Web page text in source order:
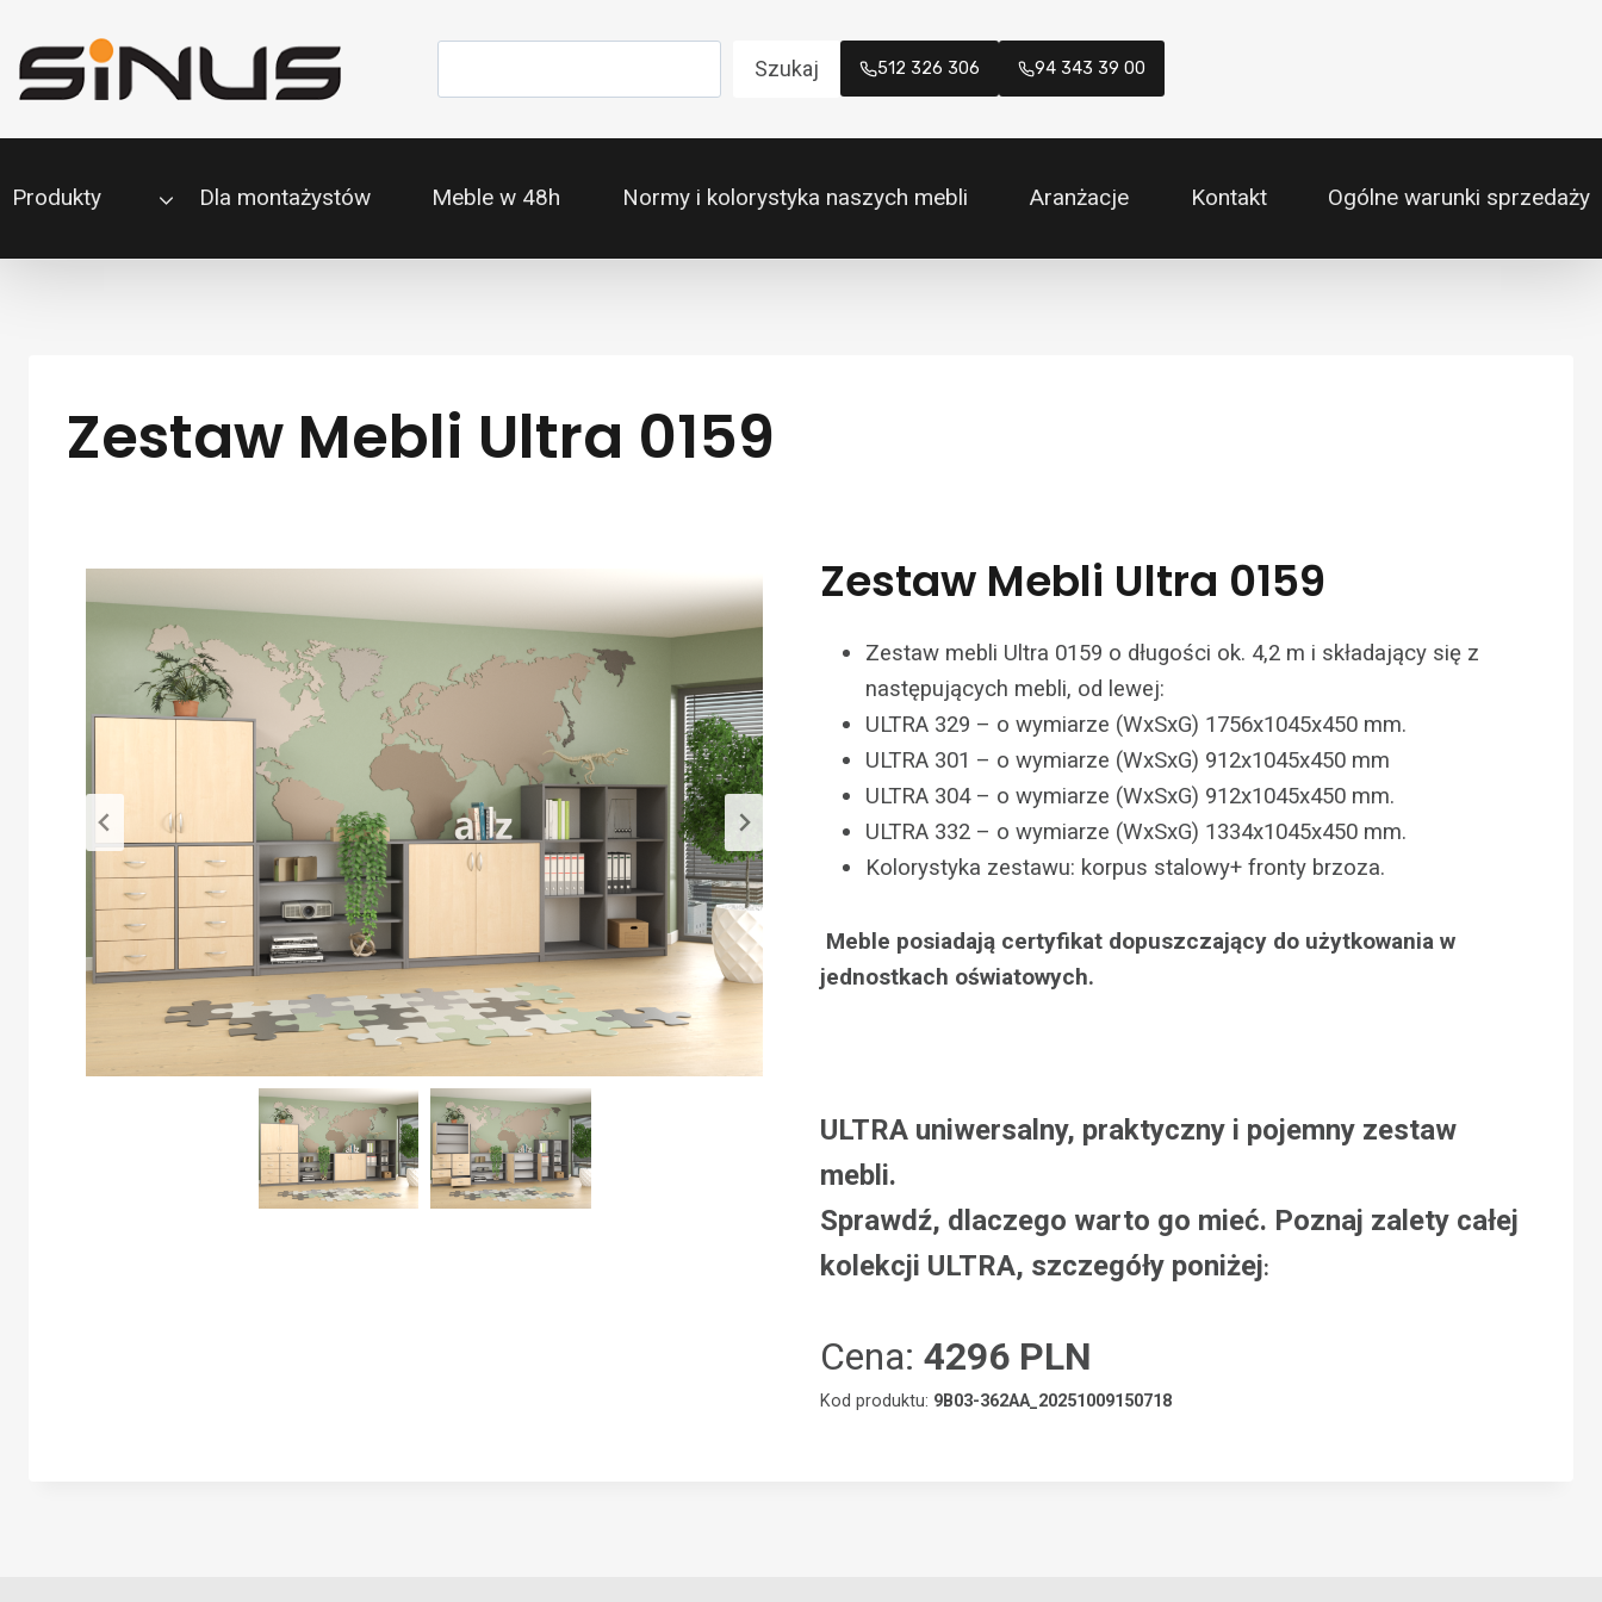
do
treści
Szukaj 512 326 306 94 343 39 00
Produkty Dla montażystów Meble w 48h Normy i kolorystyka naszych mebli Aranżacje Kontakt Ogólne warunki sprzedaży
Zestaw Mebli Ultra 0159
Zestaw Mebli Ultra 0159
Zestaw mebli Ultra 0159 o długości ok. 4,2 m i składający się z
następujących mebli, od lewej:
ULTRA 329 – o wymiarze (WxSxG) 1756x1045x450 mm.
ULTRA 301 – o wymiarze (WxSxG) 912x1045x450 mm
ULTRA 304 – o wymiarze (WxSxG) 912x1045x450 mm.
ULTRA 332 – o wymiarze (WxSxG) 1334x1045x450 mm.
Kolorystyka zestawu: korpus stalowy+ fronty brzoza.
Meble posiadają certyfikat dopuszczający do użytkowania w
jednostkach oświatowych.
ULTRA uniwersalny, praktyczny i pojemny zestaw
mebli.
Sprawdź, dlaczego warto go mieć. Poznaj zalety całej
kolekcji ULTRA, szczegóły poniżej:
Cena: 4296 PLN
Kod produktu: 9B03-362AA_20251009150718